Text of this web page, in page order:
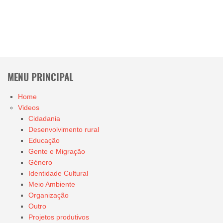
MENU PRINCIPAL
Home
Videos
Cidadania
Desenvolvimento rural
Educação
Gente e Migração
Género
Identidade Cultural
Meio Ambiente
Organização
Outro
Projetos produtivos